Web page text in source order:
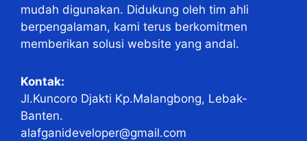
mudah digunakan. Didukung oleh tim ahli
berpengalaman, kami terus berkomitmen
memberikan solusi website yang andal.
Kontak:
Jl.Kuncoro Djakti Kp.Malangbong, Lebak-
Banten.
alafganideveloper@gmail.com